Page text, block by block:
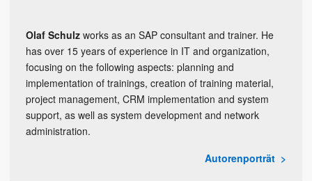
Olaf Schulz works as an SAP consultant and trainer. He
has over 15 years of experience in IT and organization,
focusing on the following aspects: planning and
implementation of trainings, creation of training material,
project management, CRM implementation and system
support, as well as system development and network
administration.
Autorenporträt